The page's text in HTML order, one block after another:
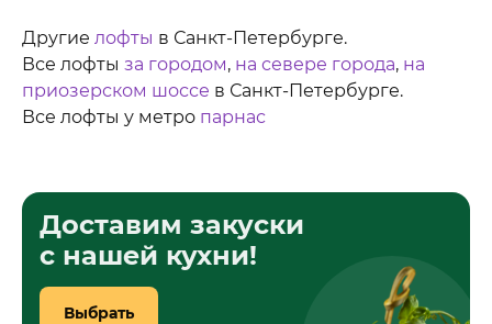
Другие лофты в Санкт-Петербурге.
Все лофты за городом, на севере города, на
приозерском шоссе в Санкт-Петербурге.
Все лофты у метро парнас
Доставим закуски
с нашей кухни!
Выбрать